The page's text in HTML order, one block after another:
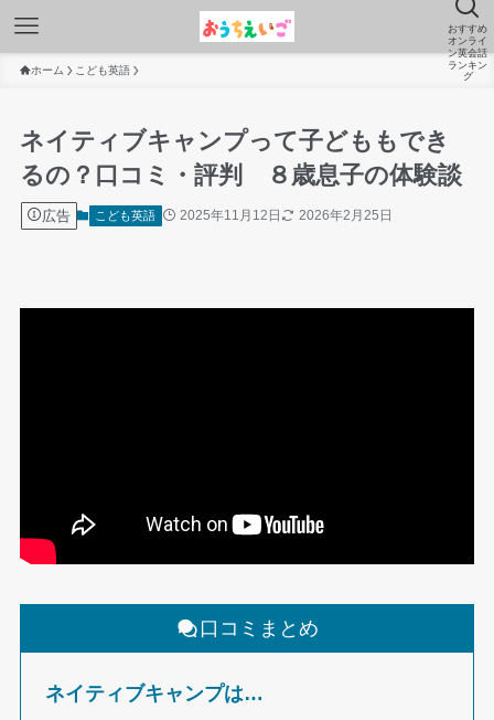
おすすめ
オンライ
ン英会話
ランキン
グ
ホーム こども英語
ネイティブキャンプって子どももでき
るの？口コミ・評判 ８歳息子の体験談
広告 こども英語 2025年11月12日 2026年2月25日
口コミまとめ
ネイティブキャンプは…